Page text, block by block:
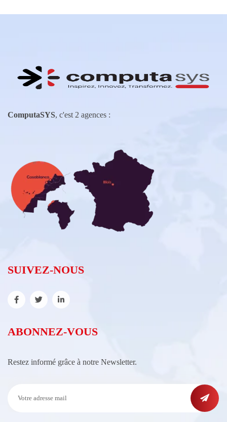
ComputaSYS, c'est 2 agences :
SUIVEZ-NOUS
ABONNEZ-VOUS
Restez informé grâce à notre Newsletter.